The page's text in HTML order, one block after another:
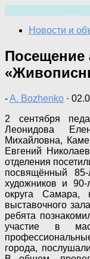
содержимому
Новости и
Посещение
-A. Bozhenko ·
2 сентября
Леонидова
Михайловна,
Евгений
отделения
посвящённый 85-
художников и 90-
округа Самара,
выставочного
ребята
участие в
города,